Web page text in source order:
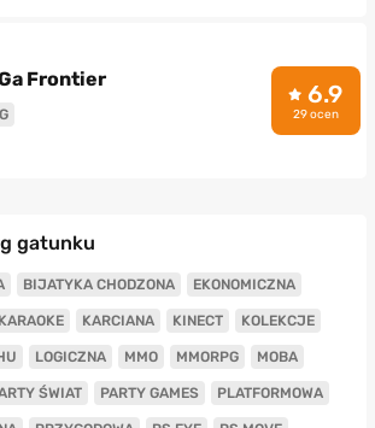
Frontier 6.9
29 ocen
gatunku
BIJATYKA CHODZONA EKONOMICZNA
KARAOKE KARCIANA KINECT KOLEKCJE
LOGICZNA MMO MMORPG MOBA
ŚWIAT PARTY GAMES PLATFORMOWA